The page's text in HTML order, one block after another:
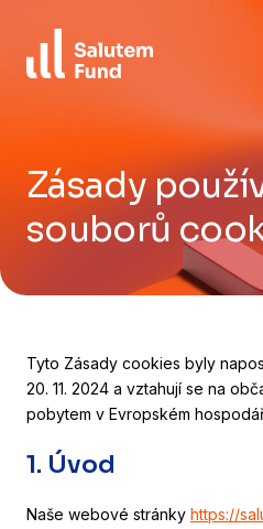
content
CZ
Zásady
souborů
Tyto Zásady cookies byly
20. 11. 2024 a vztahují se na
pobytem v Evropském
1. Úvod
Naše webové stránky https://